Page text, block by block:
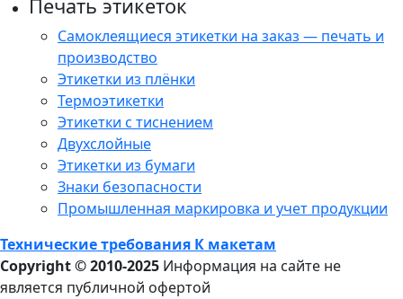
Печать этикеток
Самоклеящиеся этикетки на заказ — печать и
производство
Этикетки из плёнки
Термоэтикетки
Этикетки с тиснением
Двухслойные
Этикетки из бумаги
Знаки безопасности
Промышленная маркировка и учет продукции
Технические требования К макетам
Copyright © 2010-2025 Информация на сайте не
является публичной офертой